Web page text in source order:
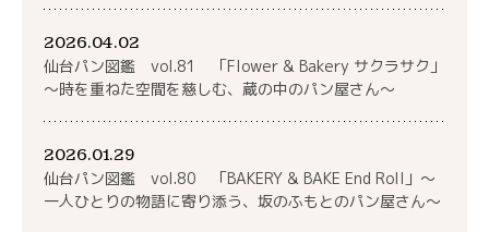
2026.04.02
仙台パン図鑑 vol.81 「Flower & Bakery サクラサク」
～時を重ねた空間を慈しむ、蔵の中のパン屋さん～
2026.01.29
仙台パン図鑑 vol.80 「BAKERY & BAKE End Roll」～
一人ひとりの物語に寄り添う、坂のふもとのパン屋さん～